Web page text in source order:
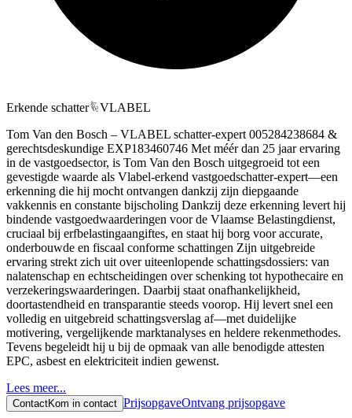
Erkende schatter
VLABEL
Tom Van den Bosch – VLABEL schatter-expert 005284238684 &
gerechtsdeskundige EXP183460746 Met méér dan 25 jaar ervaring
in de vastgoedsector, is Tom Van den Bosch uitgegroeid tot een
gevestigde waarde als Vlabel‑erkend vastgoedschatter-expert—een
erkenning die hij mocht ontvangen dankzij zijn diepgaande
vakkennis en constante bijscholing Dankzij deze erkenning levert hij
bindende vastgoedwaarderingen voor de Vlaamse Belastingdienst,
cruciaal bij erfbelastingaangiftes, en staat hij borg voor accurate,
onderbouwde en fiscaal conforme schattingen Zijn uitgebreide
ervaring strekt zich uit over uiteenlopende schattingsdossiers: van
nalatenschap en echtscheidingen over schenking tot hypothecaire en
verzekeringswaarderingen. Daarbij staat onafhankelijkheid,
doortastendheid en transparantie steeds voorop. Hij levert snel een
volledig en uitgebreid schattingsverslag af—met duidelijke
motivering, vergelijkende marktanalyses en heldere rekenmethodes.
Tevens begeleidt hij u bij de opmaak van alle benodigde attesten
EPC, asbest en elektriciteit indien gewenst.
Lees meer...
ContactKom in contact PrijsopgaveOntvang prijsopgave